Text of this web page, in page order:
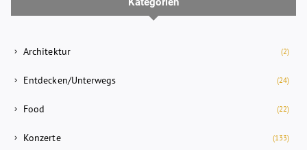
Architektur (2)
Entdecken/Unterwegs (24)
Food (22)
Konzerte (133)